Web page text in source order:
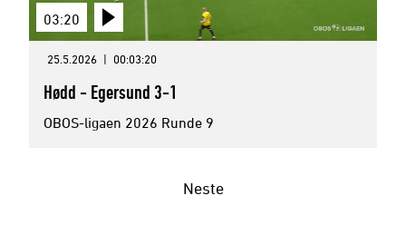
03:20
25.5.2026 | 00:03:20
Hødd - Egersund 3-1
OBOS-ligaen 2026 Runde 9
Neste